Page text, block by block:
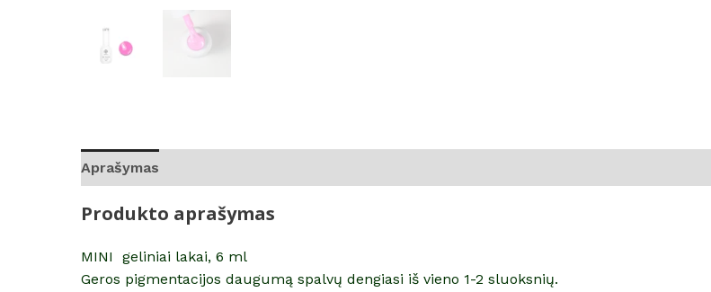
Aprašymas
Produkto aprašymas
MINI geliniai lakai, 6 ml
Geros pigmentacijos daugumą spalvų dengiasi iš vieno 1-2 sluoksnių.